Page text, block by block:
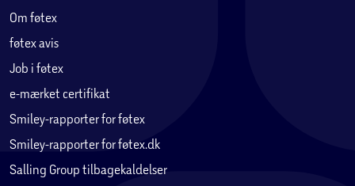
Om føtex
føtex avis
Job i føtex
e-mærket certifikat
Smiley-rapporter for føtex
Smiley-rapporter for føtex.dk
Salling Group tilbagekaldelser